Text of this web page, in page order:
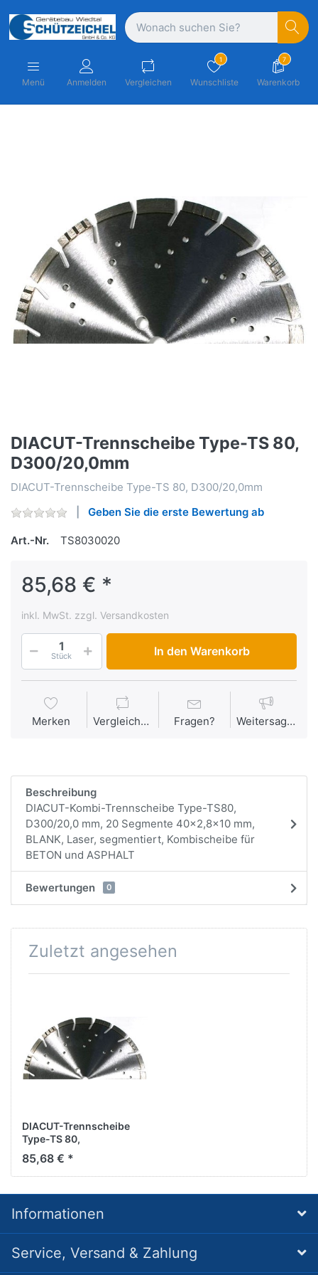
Menü Anmelden Vergleichen
1
Wunschliste
7
Warenkorb
DIACUT-Trennscheibe Type-TS 80,
D300/20,0mm
DIACUT-Trennscheibe Type-TS 80, D300/20,0mm
Geben Sie die erste Bewertung ab
Art.-Nr. TS8030020
85,68 € *
inkl. MwSt. zzgl. Versandkosten
Stück In den Warenkorb
Merken Vergleichen Fragen? Weitersagen
Beschreibung
DIACUT-Kombi-Trennscheibe Type-TS80,
D300/20,0 mm, 20 Segmente 40x2,8x10 mm,
BLANK, Laser, segmentiert, Kombischeibe für
BETON und ASPHALT
Bewertungen 0
Zuletzt angesehen
DIACUT-Trennscheibe
Type-TS 80,
D300/20,0mm
85,68 € *
Informationen
Service, Versand & Zahlung